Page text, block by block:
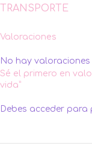
TRANSPORTE
Valoraciones
No hay valoraciones
Sé el primero en
vida”
Debes acceder para